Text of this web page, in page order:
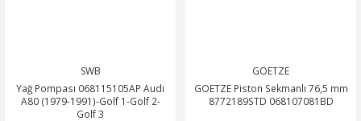
SWB
Yağ Pompası 068115105AP Audi
A80 (1979-1991)-Golf 1-Golf 2-
Golf 3
GOETZE
GOETZE Piston Sekmanlı 76,5 mm
8772189STD 068107081BD